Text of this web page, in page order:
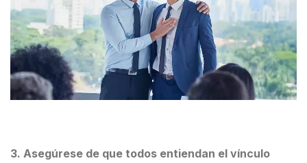
3. Asegúrese de que todos entiendan el vínculo